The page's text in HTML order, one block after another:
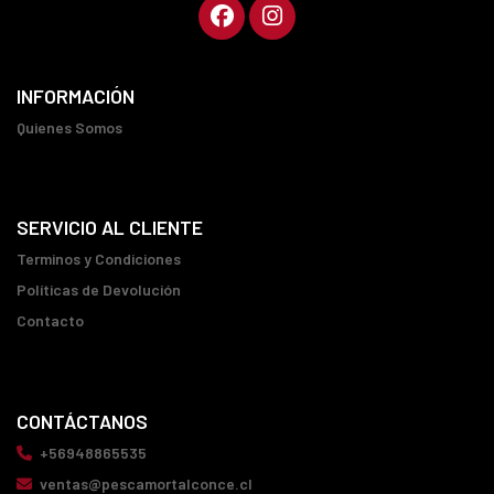
INFORMACIÓN
Quienes Somos
SERVICIO AL CLIENTE
Terminos y Condiciones
Políticas de Devolución
Contacto
CONTÁCTANOS
+56948865535
ventas@pescamortalconce.cl